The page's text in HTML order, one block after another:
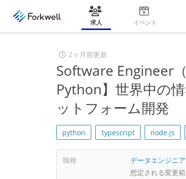
求人 イベント
2ヶ月前更新
Software Engineer
Python】世界中の
ットフォーム開発
python typescript node.js
職種
データエンジニア
想定される変更範